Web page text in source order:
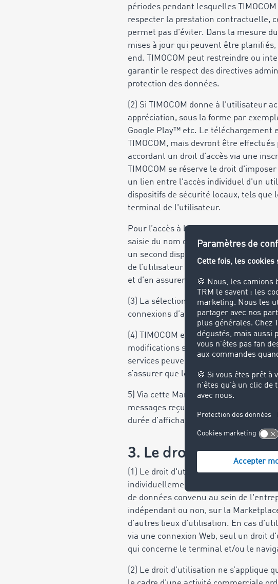
périodes pendant lesquelles
respecter la prestation contractuelle,
permet pas d'éviter. Dans la mesure
mises à jour qui peuvent être planifiés,
end. TIMOCOM peut restreindre ou
garantir le respect des directives
protection des données.
(2) Si TIMOCOM donne à l'utilisateur
appréciation, sous la forme par
Google Play™ etc. Le téléchargement
TIMOCOM, mais devront être
accordant un droit d'accès via une
TIMOCOM se réserve le droit
un lien entre l'accès individuel d'un
dispositifs de sécurité locaux, tels
terminal de l'utilisateur.
Pour l’accès à la Marketplace,
saisie du nom d’utilisateur et du mot
un second dispositif autorisé, tel
de l’utilisateur de sécuriser ce
et d’en assurer la conservation en lieu
(3) La sélection, l’acquisition et
connexions d’accès aux données
(4) TIMOCOM est autorisée, dans le
modifications sur ces derniers, dans
services peuvent intégrer des
s’assurer que les membres de son
5) Via cette Marketplace, TIMOCOM
messages reçus ou aux transactions.
durée d’affichage et la durée de
3. Le droit
(1) Le droit d'utilisation accordé dans
individuellement, p. ex. pour un
de données convenu au sein de
indépendant ou non, sur la
d’autres lieux d’utilisation. En cas
via une connexion Web, seul un droit
qui concerne le terminal et/ou le
(2) Le droit d’utilisation ne s’applique